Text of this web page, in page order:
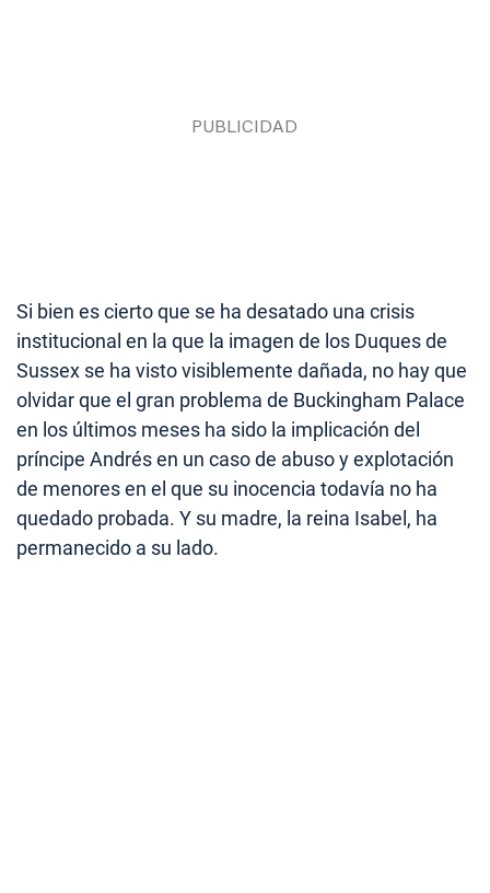
Si bien es cierto que se ha desatado una crisis
institucional en la que la imagen de los Duques de
Sussex se ha visto visiblemente dañada, no hay que
olvidar que el gran problema de Buckingham Palace
en los últimos meses ha sido la implicación del
príncipe Andrés en un caso de abuso y explotación
de menores en el que su inocencia todavía no ha
quedado probada. Y su madre, la reina Isabel, ha
permanecido a su lado.